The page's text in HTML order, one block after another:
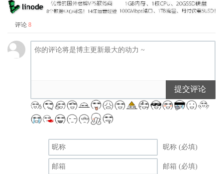
评论 8
提交评论
昵称 (必填)
邮箱 (必填)